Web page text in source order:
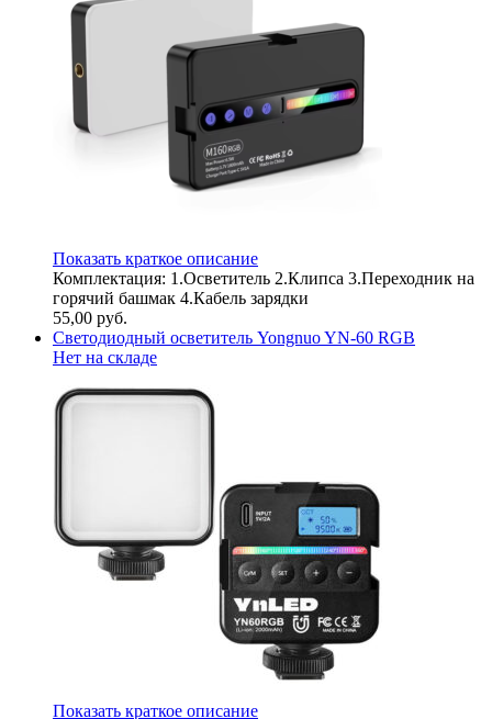
Показать краткое описание
Комплектация: 1.Осветитель 2.Клипса 3.Переходник на
горячий башмак 4.Кабель зарядки
55,00 руб.
Светодиодный осветитель Yongnuo YN-60 RGB
Нет на складе
Показать краткое описание